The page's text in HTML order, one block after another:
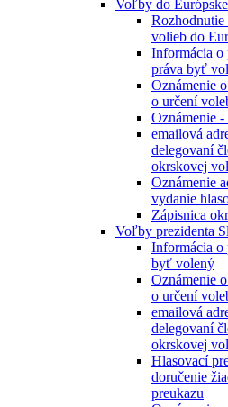
Voľby do
volieb do
Informácia o
práva byť
Oznámenie
o určení
Oznámenie
emailová
delegovaní
okrskovej
Oznámenie
vydanie
Zápisnica
Voľby prezidenta
Informácia o
byť volený
Oznámenie
o určení
emailová
delegovaní
okrskovej
Hlasovací
doručenie
preukazu